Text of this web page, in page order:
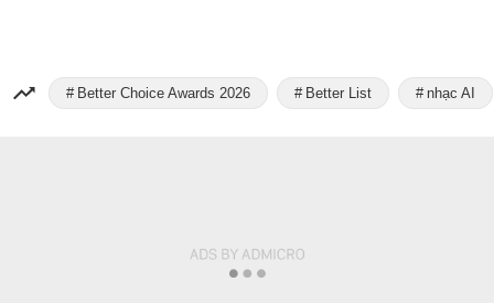
Better Choice Awards 2026 Better List nhạc AI